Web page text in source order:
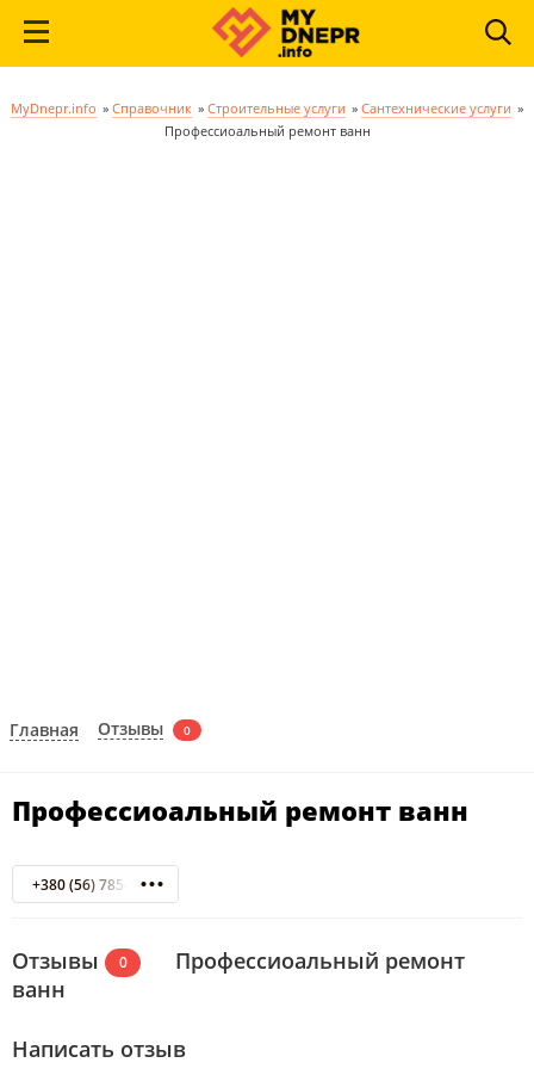
MyDnepr.info » Справочник » Строительные услуги » Сантехнические услуги »
Профессиоальный ремонт ванн
Главная Отзывы 0
Профессиоальный ремонт ванн
+380 (56) 785-18-14
Отзывы 0
Профессиоальный ремонт
ванн
Написать отзыв